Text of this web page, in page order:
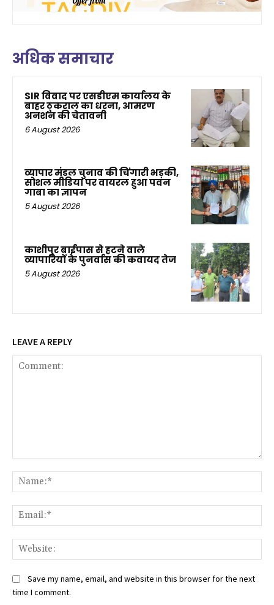
अधिक समाचार
SIR विवाद पर एसडीएम कार्यालय के
बाहर ठुकराल का धरना, आमरण
अनशन की चेतावनी
6 August 2026
व्यापार मंडल चुनाव की चिंगारी भड़की,
सोशल मीडिया पर वायरल हुआ पवन
गाबा का ज्ञापन
5 August 2026
काशीपुर बाईपास से हटने वाले
व्यापारियों के पुनर्वास की कवायद तेज
5 August 2026
LEAVE A REPLY
Save my name, email, and website in this browser for the next
time I comment.